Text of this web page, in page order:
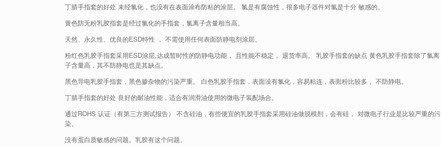
丁腈手指套的好处 未经氯化，也没有在表面涂布防粘的涂层。 氯是有腐蚀性，很多电子器件对氯是十分 敏感的。
黄色防无粉乳胶指套是经过氯化的手指套，氯离子含量相当高。
天然、永久性、优良的ESD特性 ， 不需使用任何表面防静电剂涂层。
粉红色乳胶手指套采用ESD涂层,达成暂时性的防静电功能， 且性能不稳定， 退货率高。 乳胶手指套的缺点 黄色乳胶手指套除了氯离
子含量高，其不防静电也是其缺点。
黑色导电乳胶手指套，黑色掺杂物的污染严重。 白色乳胶手指套，表面没有氯化，容易粘连，表面粉比较多， 不防静电。
丁腈手指套的好处 良好的耐油性能，适合有润滑油使用的微电子装配场合。
通过ROHS 认证（有第三方测试报告） 不含硅油，有些便宜的乳胶手指套采用硅油做脱模剂，会有硅， 对微电子行业是比较严重的污
染。
没有蛋白质敏感的问题。乳胶有这个问题。